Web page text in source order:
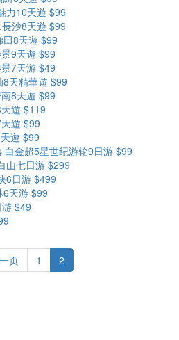
力10天遊 $99
沙8天遊 $99
田8天遊 $99
9天遊 $99
7天游 $49
8天精華遊 $99
南8天遊 $99
遊 $119
遊 $99
遊 $99
白金超5星世纪游轮9日游 $99
山七日游 $299
6日游 $499
6天游 $99
$49
页 1 2